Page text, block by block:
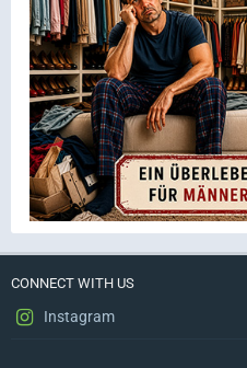
CONNECT WITH US
Instagram